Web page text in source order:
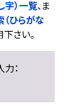
字）一覧、ま
ひらがな
さい。
：